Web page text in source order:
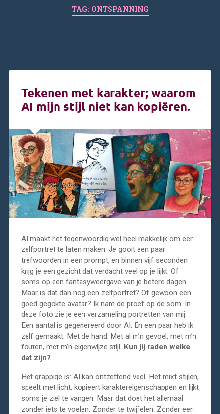
TAG: ONTSPANNING
Tekenen met karakter; waarom
AI mijn stijl niet kan kopiëren.
AI maakt het tegenwoordig wel heel makkelijk om een
zelfportret te laten maken. Je gooit een paar
trefwoorden in een prompt, en binnen vijf seconden
krijg je een gezicht dat verdacht veel op je lijkt. Of
soms op een fantasyweergave van je betere dagen.
Maar is dat dan nog een zelfportret? Of gewoon een
goed gegokte avatar? Ik nam de proef op de som. In
deze foto zie je een verzameling portretten van mij.
Een aantal is gegenereerd door AI. En een paar heb ik
zelf gemaakt. Met de hand. Met al m’n gevoel, met m’n
fouten, met m’n eigenwijze stijl. Kun jij raden welke
dat zijn?
Het grappige is: AI kan ontzettend veel. Het mixt stijlen,
speelt met licht, kopieert karaktereigenschappen en lijkt
soms je ziel te vangen. Maar dat doet het allemaal
zonder iets te voelen. Zonder te twijfelen. Zonder een